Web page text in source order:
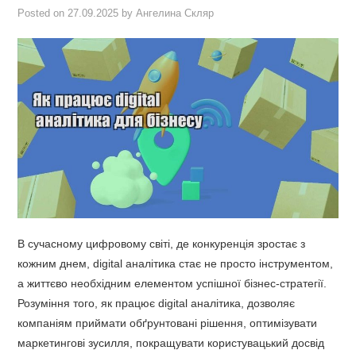
ПРО НАС
САЙТ БЕЗКОШТОВНО
CRM ДЛЯ ТОВАРКИ
Posted on27.09.2025 byАнгелина Скляр
В сучасному цифровому світі, де конкуренція зростає з
кожним днем, digital аналітика стає не просто інструментом,
а життєво необхідним елементом успішної бізнес-стратегії.
Розуміння того, як працює digital аналітика, дозволяє
компаніям приймати обґрунтовані рішення, оптимізувати
маркетингові зусилля, покращувати користувацький досвід